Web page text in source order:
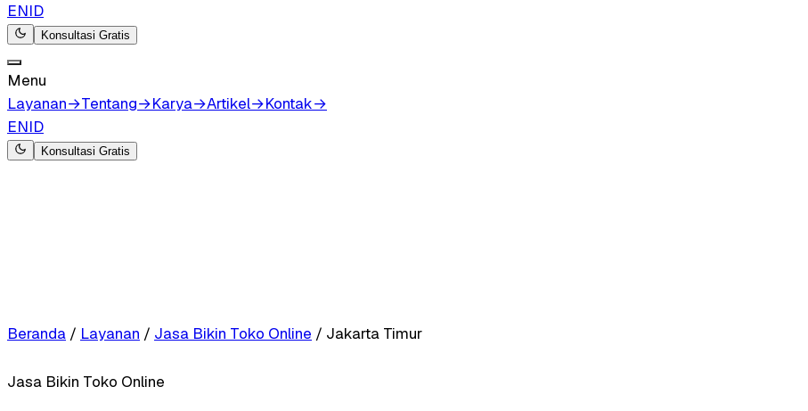
ENID
Konsultasi Gratis
Menu
Layanan→Tentang→Karya→Artikel→Kontak→
ENID
Konsultasi Gratis
Beranda / Layanan / Jasa Bikin Toko Online / Jakarta Timur
Jasa Bikin Toko Online